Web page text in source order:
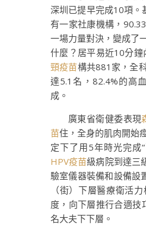
深圳已提早完成10項。
有一家社康機構，
一場力量對決，變成了
什麼？居平易近10分
頸疫苗構共881家，全
達5.1名，82.4%的高
成。
廣東省衛健委表現
苗住，全身的肌肉開始
定下了用5年時光完成
HPV疫苗級病院到達三
驗室儀器裝備和設備設
（街）下層醫療衛活
度，向下層推行合適
名大夫下下層。